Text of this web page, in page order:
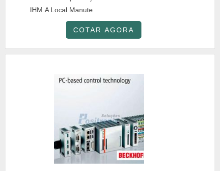
IHM.A Local Manute....
COTAR AGORA